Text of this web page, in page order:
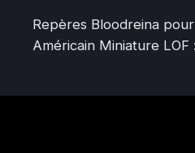
Repères Bloodreina
Américain Miniature